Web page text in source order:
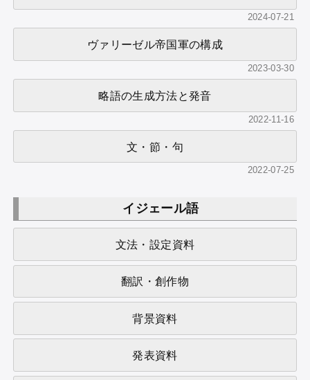
2024-07-21
ヴァリーゼル帝国軍の構成
2023-03-30
略語の生成方法と発音
2022-11-16
文・節・句
2022-07-25
イジェール語
文法・設定資料
翻訳・創作物
背景資料
発表資料